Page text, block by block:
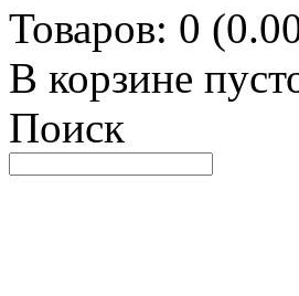
Товаров: 0
В корзине
Поиск